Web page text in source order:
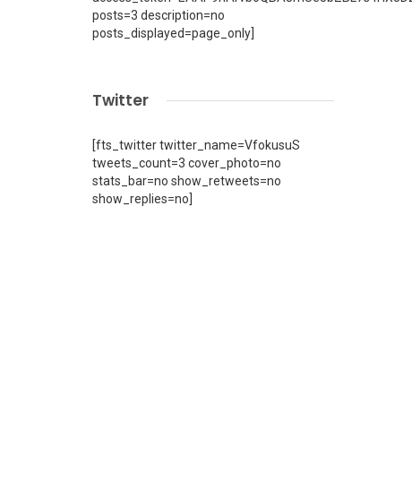
posts=3 description=no
posts_displayed=page_only]
Twitter
[fts_twitter twitter_name=VfokusuS
tweets_count=3 cover_photo=no
stats_bar=no show_retweets=no
show_replies=no]